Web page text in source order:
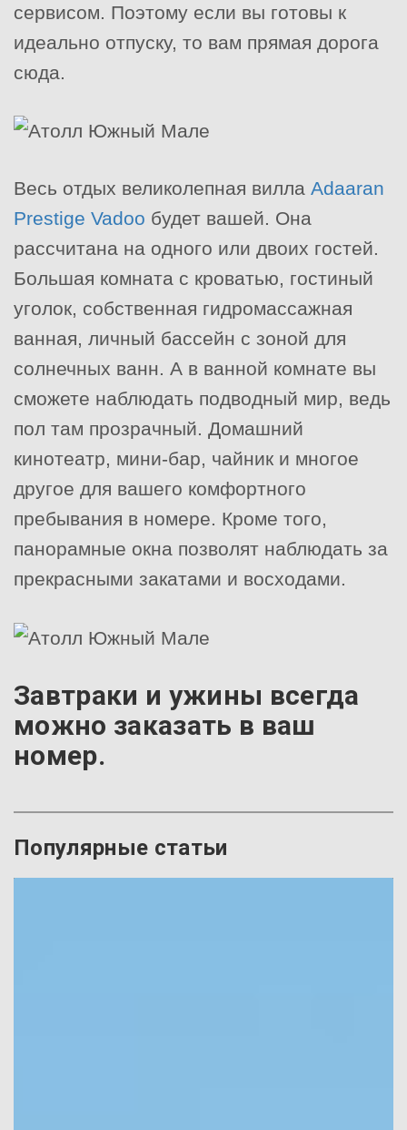
сервисом. Поэтому если вы готовы к
идеально отпуску, то вам прямая дорога
сюда.
Весь отдых великолепная вилла Adaaran
Prestige Vadoo будет вашей. Она
рассчитана на одного или двоих гостей.
Большая комната с кроватью, гостиный
уголок, собственная гидромассажная
ванная, личный бассейн с зоной для
солнечных ванн. А в ванной комнате вы
сможете наблюдать подводный мир, ведь
пол там прозрачный. Домашний
кинотеатр, мини-бар, чайник и многое
другое для вашего комфортного
пребывания в номере. Кроме того,
панорамные окна позволят наблюдать за
прекрасными закатами и восходами.
Завтраки и ужины всегда
можно заказать в ваш
номер.
Популярные статьи